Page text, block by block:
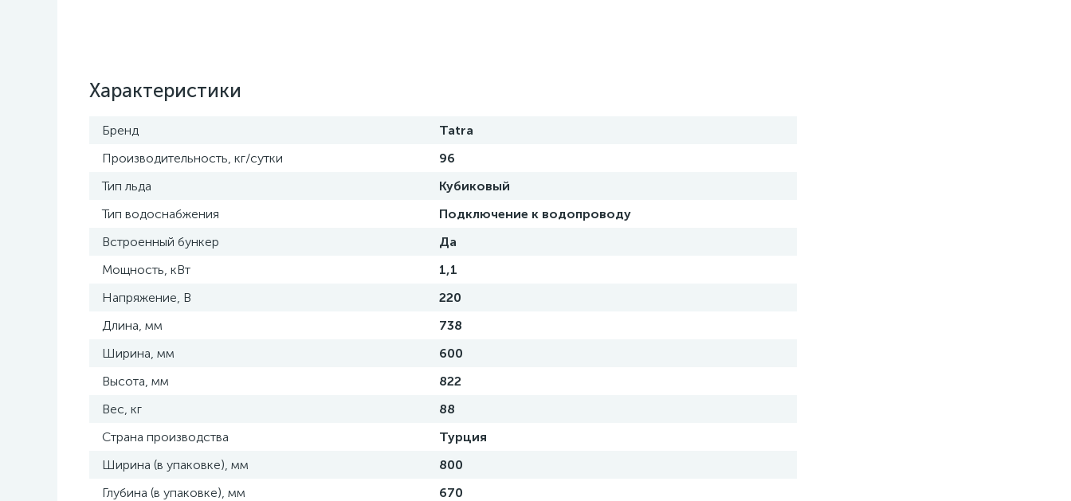
Характеристики
Бренд
Tatra
Производительность, кг/сутки
96
Тип льда
Кубиковый
Тип водоснабжения
Подключение к водопроводу
Встроенный бункер
Да
Мощность, кВт
1,1
Напряжение, В
220
Длина, мм
738
Ширина, мм
600
Высота, мм
822
Вес, кг
88
Страна производства
Турция
Ширина (в упаковке), мм
800
Глубина (в упаковке), мм
670